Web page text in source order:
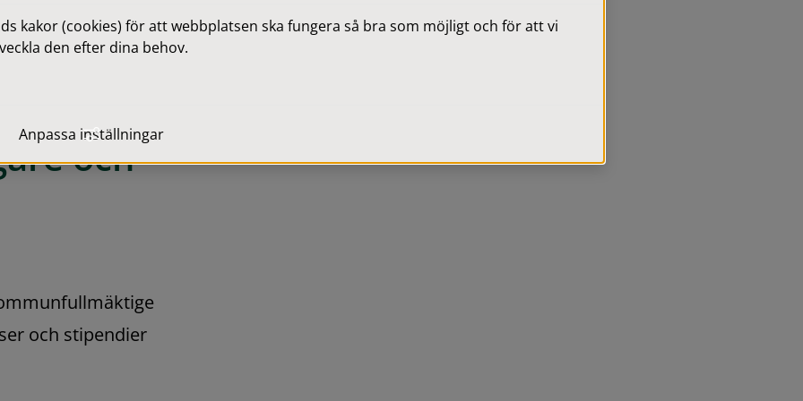
och
och stipendier
kakor (cookies) för att webbplatsen ska fungera så bra som möjligt och för att vi
den efter dina behov.
Anpassa inställningar